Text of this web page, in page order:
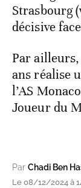
Strasbourg
décisive
Par
ans réalise
l’AS
Joueur du
Par Chadi Ben
Le 08/12/2024 à